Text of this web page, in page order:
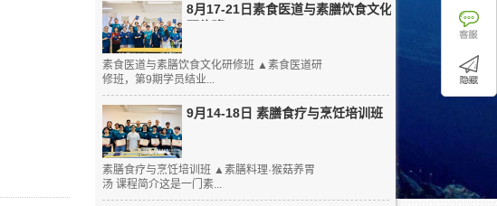
8月17-21日素食医道与素膳饮食文化
研修班
素食医道与素膳饮食文化研修班 ▲素食医道研
修班，第9期学员结业...
9月14-18日 素膳食疗与烹饪培训班
素膳食疗与烹饪培训班 ▲素膳料理·猴菇养胃
汤 课程简介这是一门素...